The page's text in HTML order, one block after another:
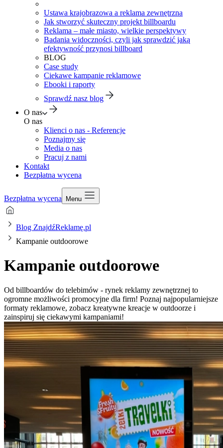
Ustawa krajobrazowa a reklama zewnętrzna
Jak stworzyć skuteczny projekt billboardu
Reklama – małe miasto, wielkie perspektywy
Badania widoczności, czyli jak sprawdzić jaką
efektywność przynosi billboard
BLOG
Case study
Ciekawe kampanie reklamowe
Ebooki i raporty
Sprawdź nasz blog
O nas
O nas
Klienci o nas - Referencje
Poznajmy się
Media o nas
Pracuj z nami
Kontakt
Bezpłatna wycena
Bezpłatna wycena Menu
Blog ZnajdźReklamę.pl
Kampanie outdoorowe
Kampanie outdoorowe
Od billboardów do telebimów - rynek reklamy zewnętrznej to
ogromne możliwości promocyjne dla firm! Poznaj najpopularniejsze
formaty reklamowe, zobacz kreatywne kreacje w outdoorze i
zainspiruj się ciekawymi kampaniami!